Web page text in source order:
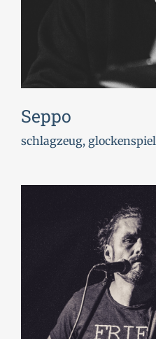
Seppo
schlagzeug, glockenspiel